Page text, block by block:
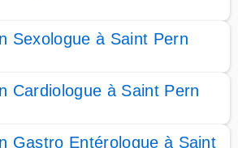
Sexologue à Saint Pern
Cardiologue à Saint Pern
Gastro Entérologue à Saint